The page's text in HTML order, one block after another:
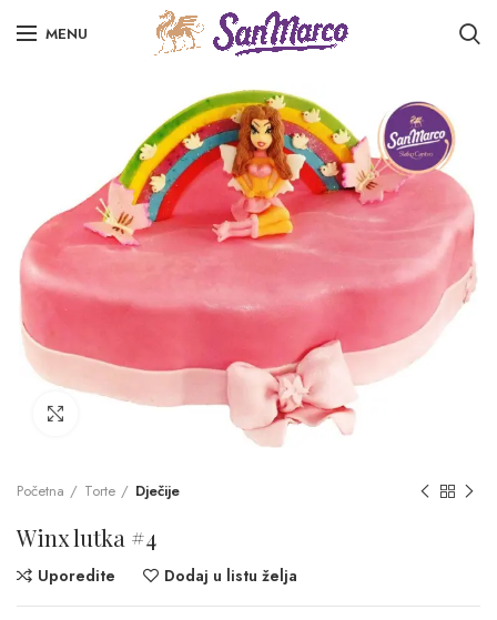
MENU
Click to enlarge
Početna Torte Dječije
Winx lutka #4
Uporedite Dodaj u listu želja